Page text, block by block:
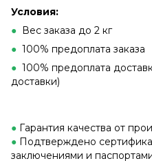
Условия:
● Вес заказа до 2 кг
● 100% предоплата заказа
● 100% предоплата
доставки)
● Гарантия качества от
● Подтверждено
заключениями и